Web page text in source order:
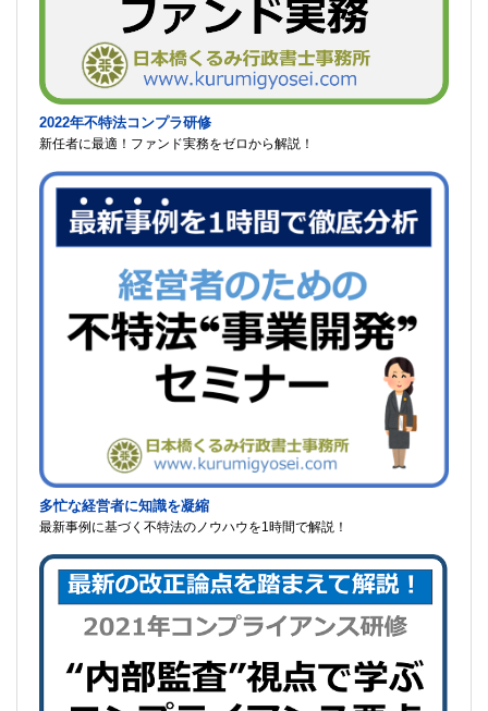
2022年不特法コンプラ研修
新任者に最適！ファンド実務をゼロから解説！
多忙な経営者に知識を凝縮
最新事例に基づく不特法のノウハウを1時間で解説！